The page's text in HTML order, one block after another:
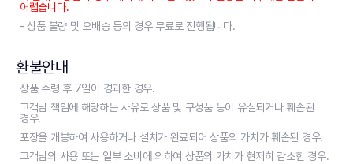
어렵습니다.
- 상품 불량 및 오배송 등의 경우 무료로 진행됩니다.
환불안내
상품 수령 후 7일이 경과한 경우.
고객님 책임에 해당하는 사유로 상품 및 구성품 등이 유실되거나 훼손된
경우.
포장을 개봉하여 사용하거나 설치가 완료되어 상품의 가치가 훼손된 경우.
고객님의 사용 또는 일부 소비에 의하여 상품의 가치가 현저히 감소한 경우.